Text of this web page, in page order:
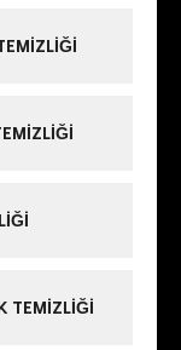
TEMIZLIĞI